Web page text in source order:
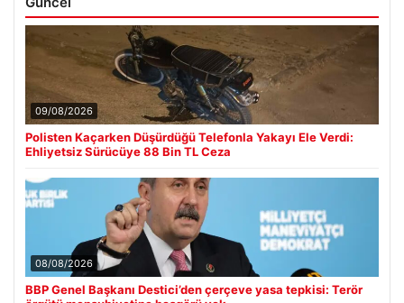
09/08/2026
Polisten Kaçarken Düşürdüğü Telefonla Yakayı Ele Verdi:
Ehliyetsiz Sürücüye 88 Bin TL Ceza
08/08/2026
BBP Genel Başkanı Destici’den çerçeve yasa tepkisi: Terör